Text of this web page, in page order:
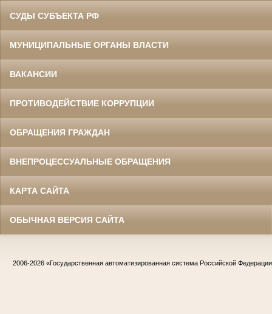
СУДЫ СУБЪЕКТА РФ
МУНИЦИПАЛЬНЫЕ ОРГАНЫ ВЛАСТИ
ВАКАНСИИ
ПРОТИВОДЕЙСТВИЕ КОРРУПЦИИ
ОБРАЩЕНИЯ ГРАЖДАН
ВНЕПРОЦЕССУАЛЬНЫЕ ОБРАЩЕНИЯ
КАРТА САЙТА
ОБЫЧНАЯ ВЕРСИЯ САЙТА
2006-2026 «Государственная автоматизированная система Российской